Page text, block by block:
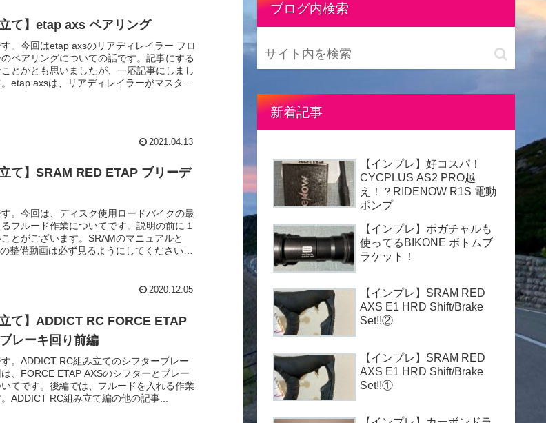
立て】etap axs ペアリング
。今回はetap axsのリアディレイラー フロ
ペアリングについての話です。記事にする
とかとも思いましたが、一応記事にしまし
etap axsは、リアディレイラーがマスタ...
2021.04.13
て】SRAM RED ETAP ブリーデ
。今回は、ディスク使用ロードバイクの最
フルード作業についてです。説明の前に１
とがございます。SRAMのマニュアルと
整備動画は必ず見るようにしてください。
2020.12.05
て】ADDICT RC FORCE ETAP
レーキ回り前編
。ADDICT RC組み立てのシフターブレー
、FORCE ETAP AXSのシフターとブレー
てです。後編では、フルードを入れる作業
ADDICT RC組み立て編の他の記事...
ブログ内検索
新着記事
【インプレ】好コスパ！
CYCPLUS AS2 PRO越
え！？RIDENOW R1S 電動
ポンプ
【インプレ】ポガチャルも
使ってるBIKONE ボトムブ
ラケット！
【インプレ】SRAM RED
AXS E1 HRD Shift/Brake
Set!!②
【インプレ】SRAM RED
AXS E1 HRD Shift/Brake
Set!!①